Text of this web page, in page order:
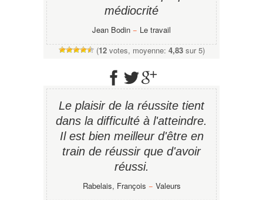
médiocrité
Jean Bodin − Le travail
(12votes, moyenne: 4,83sur 5)
Le plaisir de la réussite tient
dans la difficulté à l'atteindre.
Il est bien meilleur d'être en
train de réussir que d'avoir
réussi.
Rabelais, François − Valeurs